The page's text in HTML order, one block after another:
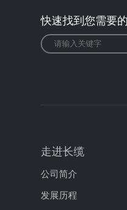
快速找到您需要
走进长缆
公司简介
发展历程